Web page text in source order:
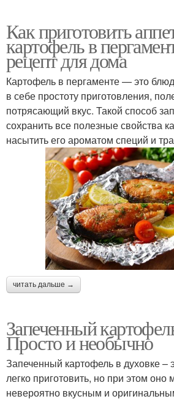
Как приготовить
картофель в
рецепт для дома
Картофель в пергаменте — это
в себе простоту приготовления,
потрясающий вкус. Такой способ
сохранить все полезные свойства
насытить его ароматом специй и
читать дальше →
Запеченный
Просто и необычно
Запеченный картофель в духовке –
легко приготовить, но при этом оно
невероятно вкусным и